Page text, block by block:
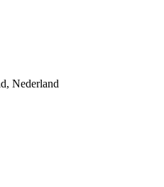
Nederland